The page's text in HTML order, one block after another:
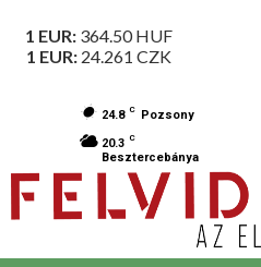
1 EUR: 364.50HUF
1 EUR: 24.261 CZK
24.8 C Pozsony
20.3 C
Besztercebánya